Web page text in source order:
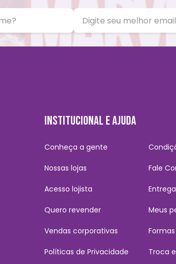
INSTITUCIONAL E AJUDA
Conheça a gente
Nossas lojas
Acesso lojista
Quero revender
Vendas corporativas
Políticas de Privacidade
Fale
Meus
Troca